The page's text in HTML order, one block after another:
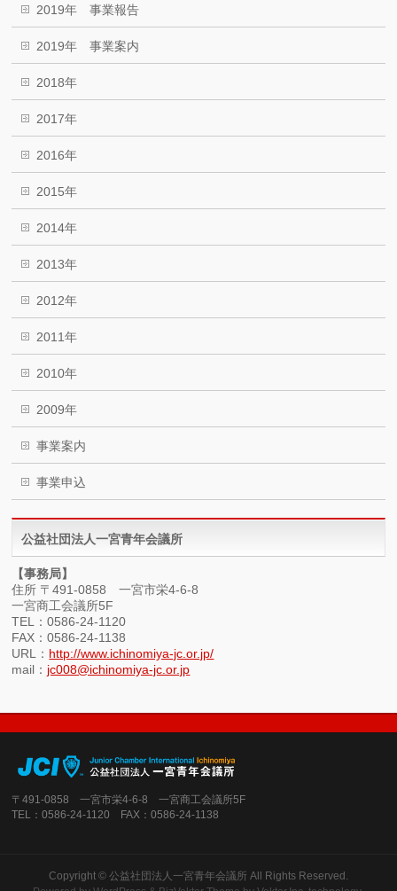
2019年 事業報告
2019年 事業案内
2018年
2017年
2016年
2015年
2014年
2013年
2012年
2011年
2010年
2009年
事業案内
事業申込
公益社団法人一宮青年会議所
【事務局】
住所 〒491-0858 一宮市栄4-6-8
一宮商工会議所5F
TEL：0586-24-1120
FAX：0586-24-1138
URL： http://www.ichinomiya-jc.or.jp/
mail： jc008@ichinomiya-jc.or.jp
〒491-0858 一宮市栄4-6-8 一宮商工会議所5F
TEL：0586-24-1120 FAX：0586-24-1138
Copyright © 公益社団法人一宮青年会議所All Rights Reserved.